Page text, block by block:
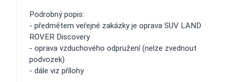
Podrobný popis:
- předmětem veřejné zakázky je oprava SUV LAND
ROVER Discovery
- oprava vzduchového odpružení (nelze zvednout
podvozek)
- dále viz přílohy